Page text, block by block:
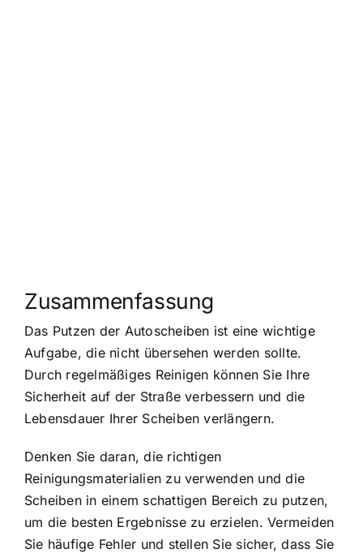
Zusammenfassung
Das Putzen der Autoscheiben ist eine wichtige
Aufgabe, die nicht übersehen werden sollte.
Durch regelmäßiges Reinigen können Sie Ihre
Sicherheit auf der Straße verbessern und die
Lebensdauer Ihrer Scheiben verlängern.
Denken Sie daran, die richtigen
Reinigungsmaterialien zu verwenden und die
Scheiben in einem schattigen Bereich zu putzen,
um die besten Ergebnisse zu erzielen. Vermeiden
Sie häufige Fehler und stellen Sie sicher, dass Sie